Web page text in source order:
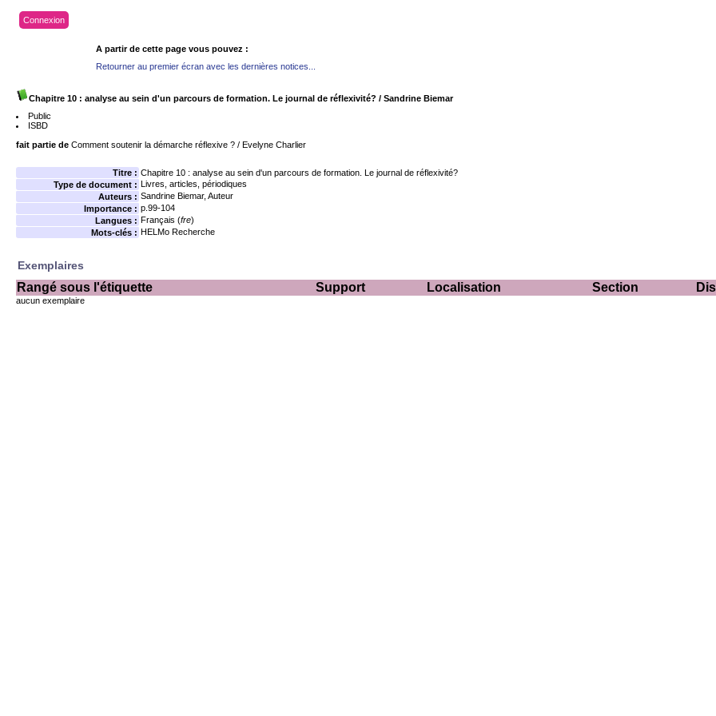
Connexion
A partir de cette page vous pouvez :
Retourner au premier écran avec les dernières notices...
Chapitre 10 : analyse au sein d'un parcours de formation. Le journal de réflexivité? / Sandrine Biemar
Public
ISBD
fait partie de Comment soutenir la démarche réflexive ? / Evelyne Charlier
Titre : Chapitre 10 : analyse au sein d'un parcours de formation. Le journal de réflexivité?
Type de document : Livres, articles, périodiques
Auteurs : Sandrine Biemar, Auteur
Importance : p.99-104
Langues : Français (fre)
Mots-clés : HELMo Recherche
Exemplaires
Rangé sous l'étiquette Support Localisation Section
aucun exemplaire